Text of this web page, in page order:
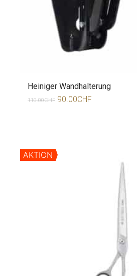
Heiniger Wandhalterung
110.00CHF 90.00CHF
AKTION